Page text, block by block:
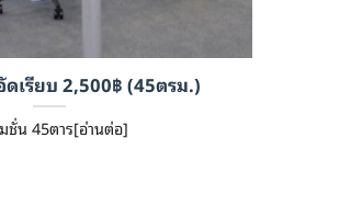
ดเรียบ 2,500฿ (45ตรม.)
ชั่น 45ตาร[อ่านต่อ]